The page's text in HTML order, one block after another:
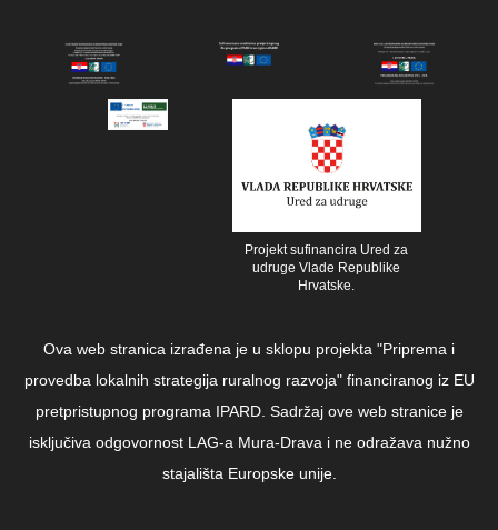
Projekt sufinancira Ured za
udruge Vlade Republike
Hrvatske.
Ova web stranica izrađena je u sklopu projekta "Priprema i
provedba lokalnih strategija ruralnog razvoja" financiranog iz EU
pretpristupnog programa IPARD. Sadržaj ove web stranice je
isključiva odgovornost LAG-a Mura-Drava i ne odražava nužno
stajališta Europske unije.